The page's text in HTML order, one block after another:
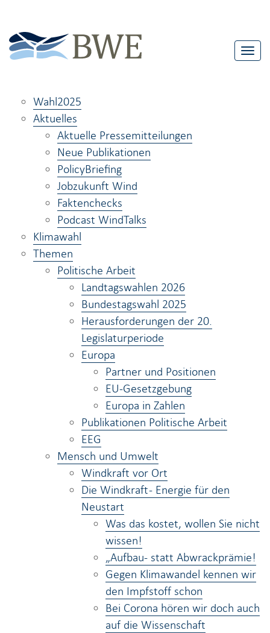
T
Wahl2025
Aktuelles
Aktuelle Pressemitteilungen
Neue Publikationen
PolicyBriefing
Jobzukunft Wind
Faktenchecks
Podcast WindTalks
Klimawahl
Themen
Politische Arbeit
Landtagswahlen 2026
Bundestagswahl 2025
Herausforderungen der 20.
Legislaturperiode
Europa
Partner und Positionen
EU-Gesetzgebung
Europa in Zahlen
Publikationen Politische Arbeit
EEG
Mensch und Umwelt
Windkraft vor Ort
Die Windkraft - Energie für den
Neustart
Was das kostet, wollen Sie nicht
wissen!
„Aufbau- statt Abwrackprämie!
Gegen Klimawandel kennen wir
den Impfstoff schon
Bei Corona hören wir doch auch
auf die Wissenschaft